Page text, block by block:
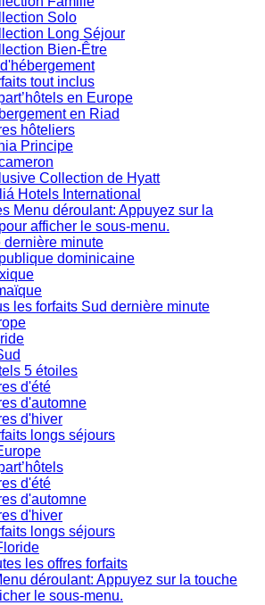
Solo
Long Séjour
Bien-Être
tout inclus
en Europe
en Riad
hôteliers
Principe
Collection de Hyatt
Hotels International
Menu déroulant: Appuyez sur la
afficher le sous-menu.
dernière minute
dominicaine
les forfaits Sud dernière minute
5 étoiles
d'été
d'automne
d'hiver
longs séjours
d'été
d'automne
d'hiver
longs séjours
les offres forfaits
déroulant: Appuyez sur la touche
le sous-menu.